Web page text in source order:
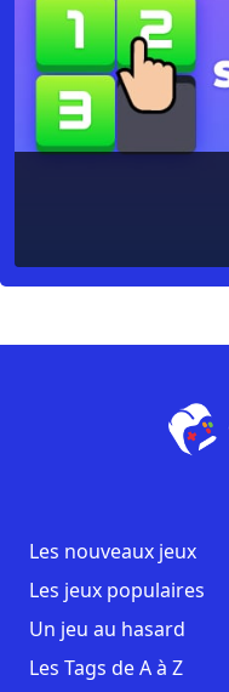
Les nouveaux jeux
Les jeux populaires
Un jeu au hasard
Les Tags de A à Z